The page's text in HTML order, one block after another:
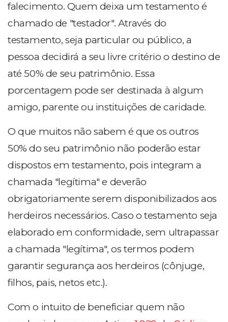
falecimento. Quem deixa um testamento é
chamado de "testador". Através do
testamento, seja particular ou público, a
pessoa decidirá a seu livre critério o destino de
até 50% de seu patrimônio. Essa
porcentagem pode ser destinada à algum
amigo, parente ou instituições de caridade.
O que muitos não sabem é que os outros
50% do seu patrimônio não poderão estar
dispostos em testamento, pois integram a
chamada "legítima" e deverão
obrigatoriamente serem disponibilizados aos
herdeiros necessários. Caso o testamento seja
elaborado em conformidade, sem ultrapassar
a chamada "legítima", os termos podem
garantir segurança aos herdeiros (cônjuge,
filhos, pais, netos etc.).
Com o intuito de beneficiar quem não